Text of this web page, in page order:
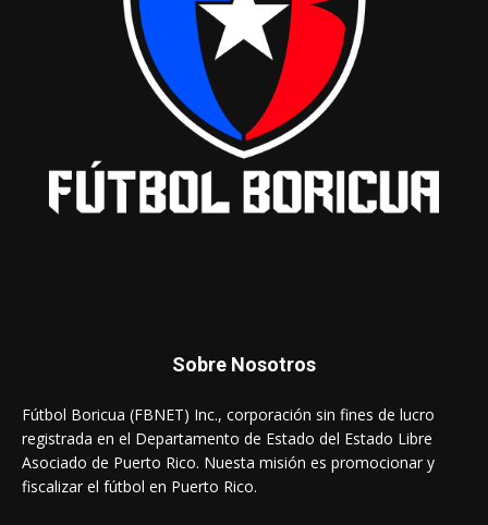
Sobre Nosotros
Fútbol Boricua (FBNET) Inc., corporación sin fines de lucro
registrada en el Departamento de Estado del Estado Libre
Asociado de Puerto Rico. Nuesta misión es promocionar y
fiscalizar el fútbol en Puerto Rico.